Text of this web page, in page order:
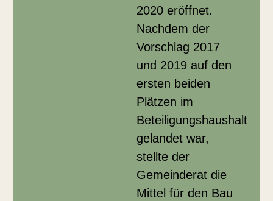
2020 eröffnet.
Nachdem der
Vorschlag 2017
und 2019 auf den
ersten beiden
Plätzen im
Beteiligungshaushalt
gelandet war,
stellte der
Gemeinderat die
Mittel für den Bau